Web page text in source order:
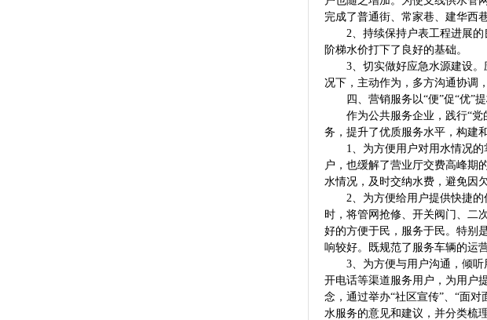
完成了普通街、常家巷、建华西
2、持续保持户表工程进展的良
阶梯水价打下了良好的基础。
3、切实做好应急水源建设。
况下，主动作为，多方沟通协调
四、营销服务以“便”促“优”提
作为公共服务企业，践行“党
务，提升了优质服务水平，构建
1、为方便用户对用水情况的
户，也缓解了营业厅交费高峰期
水情况，及时交纳水费，避免因
2、为方便给用户提供快捷的
时，将管网抢修、开关阀门、二
好的方便于民，服务于民。特别
响较好。既规范了服务车辆的运
3、为方便与用户沟通，倾听
开电话等渠道服务用户，为用户
念，通过举办“社区宣传”、“面
水服务的意见和建议，并分类梳